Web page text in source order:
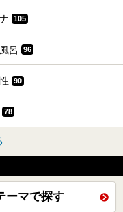
105
呂 96
90
78
ーマで探す